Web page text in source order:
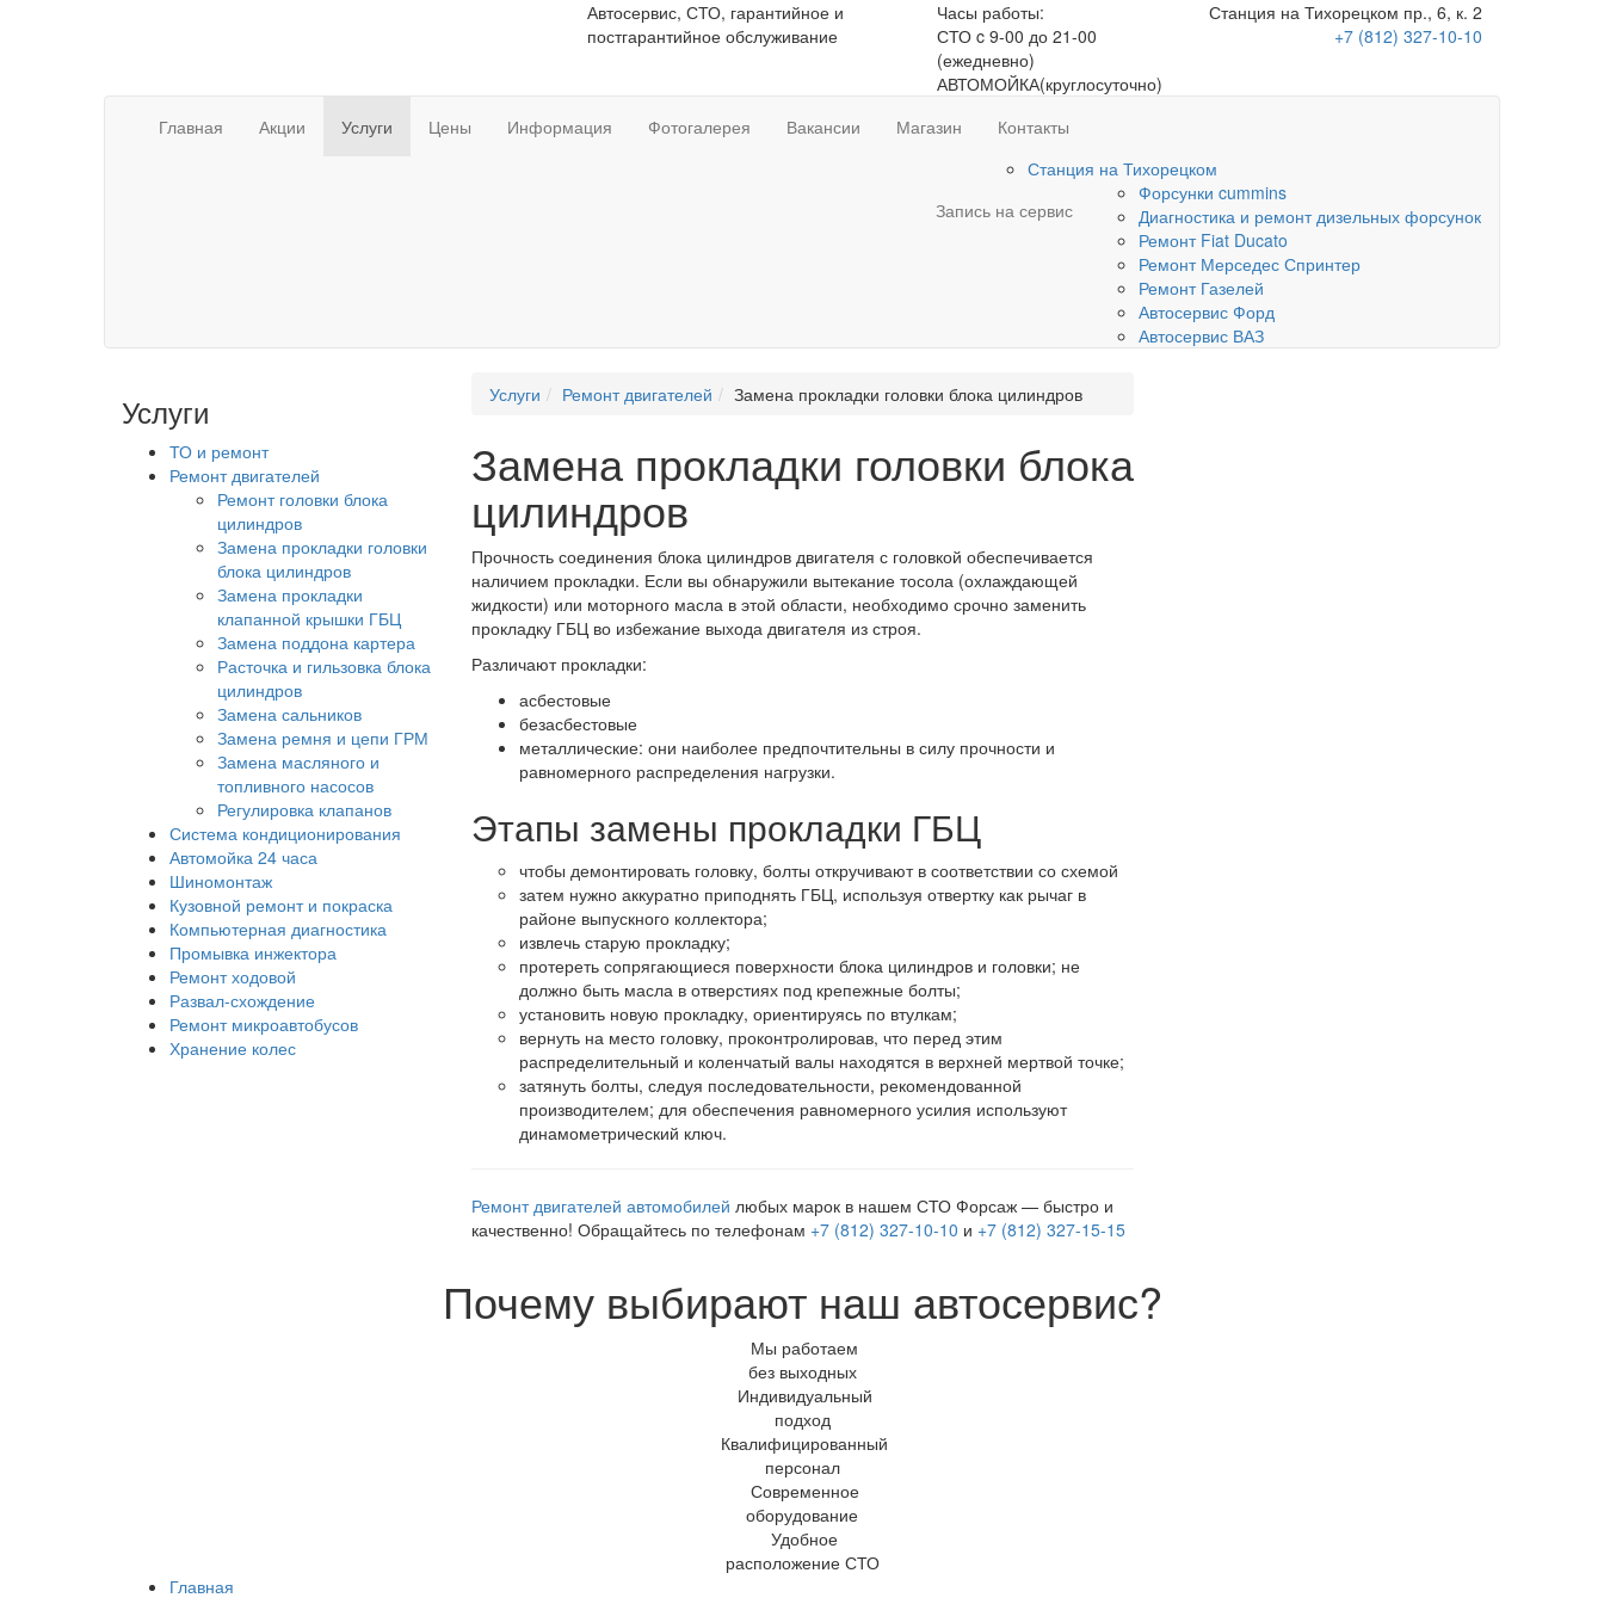
Автосервис, СТО, гарантийное и
постгарантийное обслуживание
Часы работы:
СТО c 9-00 до 21-00
(ежедневно)
АВТОМОЙКА(круглосуточно)
Станция на Тихорецком пр., 6, к. 2
+7 (812) 327-10-10
Главная Акции Услуги Цены Информация Фотогалерея Вакансии Магазин
Контакты
Станция на Тихорецком
Запись на сервис
Форсунки cummins
Диагностика и ремонт дизельных форсунок
Ремонт Fiat Ducato
Ремонт Мерседес Спринтер
Ремонт Газелей
Автосервис Форд
Автосервис ВАЗ
Услуги
ТО и ремонт
Ремонт двигателей
Ремонт головки блока
цилиндров
Замена прокладки головки
блока цилиндров
Замена прокладки
клапанной крышки ГБЦ
Замена поддона картера
Расточка и гильзовка блока
цилиндров
Замена сальников
Замена ремня и цепи ГРМ
Замена масляного и
топливного насосов
Регулировка клапанов
Система кондиционирования
Автомойка 24 часа
Шиномонтаж
Кузовной ремонт и покраска
Компьютерная диагностика
Промывка инжектора
Ремонт ходовой
Развал-схождение
Ремонт микроавтобусов
Хранение колес
Услуги Ремонт двигателей Замена прокладки головки блока цилиндров
Замена прокладки головки блока
цилиндров
Прочность соединения блока цилиндров двигателя с головкой обеспечивается
наличием прокладки. Если вы обнаружили вытекание тосола (охлаждающей
жидкости) или моторного масла в этой области, необходимо срочно заменить
прокладку ГБЦ во избежание выхода двигателя из строя.
Различают прокладки:
асбестовые
безасбестовые
металлические: они наиболее предпочтительны в силу прочности и
равномерного распределения нагрузки.
Этапы замены прокладки ГБЦ
чтобы демонтировать головку, болты откручивают в соответствии со схемой
затем нужно аккуратно приподнять ГБЦ, используя отвертку как рычаг в
районе выпускного коллектора;
извлечь старую прокладку;
протереть сопрягающиеся поверхности блока цилиндров и головки; не
должно быть масла в отверстиях под крепежные болты;
установить новую прокладку, ориентируясь по втулкам;
вернуть на место головку, проконтролировав, что перед этим
распределительный и коленчатый валы находятся в верхней мертвой точке;
затянуть болты, следуя последовательности, рекомендованной
производителем; для обеспечения равномерного усилия используют
динамометрический ключ.
Ремонт двигателей автомобилей любых марок в нашем СТО Форсаж — быстро и
качественно! Обращайтесь по телефонам +7 (812) 327-10-10 и +7 (812) 327-15-15
Почему выбирают наш автосервис?
Мы работаем
без выходных
Индивидуальный
подход
Квалифицированный
персонал
Современное
оборудование
Удобное
расположение СТО
Главная